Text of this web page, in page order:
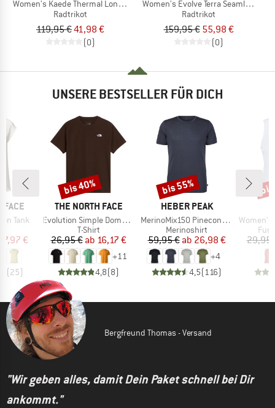
Women's Kaede Thermal Long Sleeve
Radtrikot
119,95 €41,98 €
(0)
Women's Evolve Terra Seamless
Radtrikot
159,95 € 55,98 €
(0)
UNSERE BESTSELLER FÜR DICH
FACE
Tank
Preis
€
(25)
MARKE
THE NORTH FACE
Artikel
Evolution Simple Dome Short Sleeve
Produktgruppe
T-Shirt
Preis
26,95 € reduzierter Preis
ab 16,17 €
+11
4,8(8)
Rabatt
bis 40%
MARKE
HEBER PEAK
Artikel
MerinoMix150 PineconeHe. II T-Shirt
Produktgruppe
Merinoshirt
Preis
59,95 € reduzierter Preis
ab 26,98 €
+4
4,5(116)
Rabatt
bis 55%
Artikel
Women's
29,95
Bergfreund Thomas - Versand
"Wir geben alles, damit Dein Paket schnell bei Dir
ankommt."